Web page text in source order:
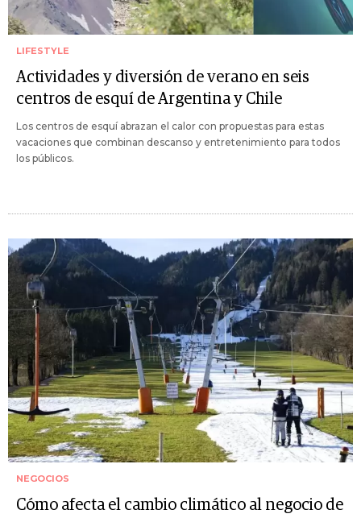
LIFESTYLE
Actividades y diversión de verano en seis
centros de esquí de Argentina y Chile
Los centros de esquí abrazan el calor con propuestas para estas
vacaciones que combinan descanso y entretenimiento para todos
los públicos.
NEGOCIOS
Cómo afecta el cambio climático al negocio de